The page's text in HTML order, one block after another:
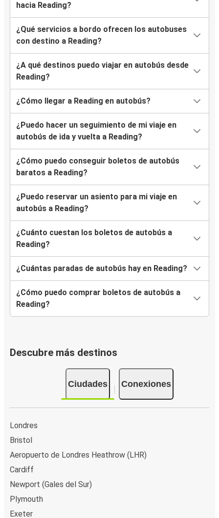
hacia Reading?
¿Qué servicios a bordo ofrecen los autobuses
con destino a Reading?
¿A qué destinos puedo viajar en autobús desde
Reading?
¿Cómo llegar a Reading en autobús?
¿Puedo hacer un seguimiento de mi viaje en
autobús de ida y vuelta a Reading?
¿Cómo puedo conseguir boletos de autobús
baratos a Reading?
¿Puedo reservar un asiento para mi viaje en
autobús a Reading?
¿Cuánto cuestan los boletos de autobús a
Reading?
¿Cuántas paradas de autobús hay en Reading?
¿Cómo puedo comprar boletos de autobús a
Reading?
Descubre más destinos
Ciudades Conexiones
Londres
Bristol
Aeropuerto de Londres Heathrow (LHR)
Cardiff
Newport (Gales del Sur)
Plymouth
Exeter